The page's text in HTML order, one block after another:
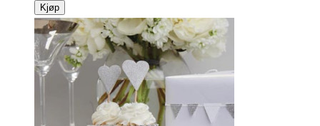
Kjøp